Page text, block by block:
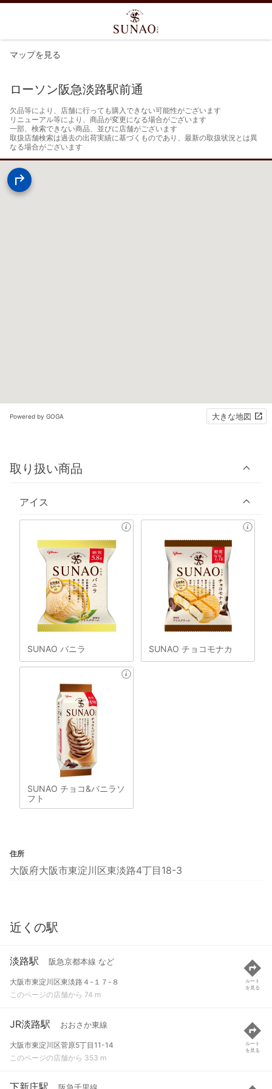
マップを見る
ローソン阪急淡路駅前通
欠品等により、店舗に行っても購入できない可能性がございます
リニューアル等により、商品が変更になる場合がございます
一部、検索できない商品、並びに店舗がございます
取扱店舗検索は過去の出荷実績に基づくものであり、最新の取扱状況とは異
なる場合がございます
Powered by GOGA 大きな地図
取り扱い商品
アイス
SUNAO バニラ SUNAO チョコモナカ
SUNAO チョコ&バニラソ
フト
住所
大阪府大阪市東淀川区東淡路4丁目18-3
近くの駅
淡路駅 阪急京都本線 など
大阪市東淀川区東淡路４-１７-８
このページの店舗から 74 m
ルート
を見る
JR淡路駅 おおさか東線
大阪市東淀川区菅原5丁目11-14
このページの店舗から 353 m
ルート
を見る
下新庄駅